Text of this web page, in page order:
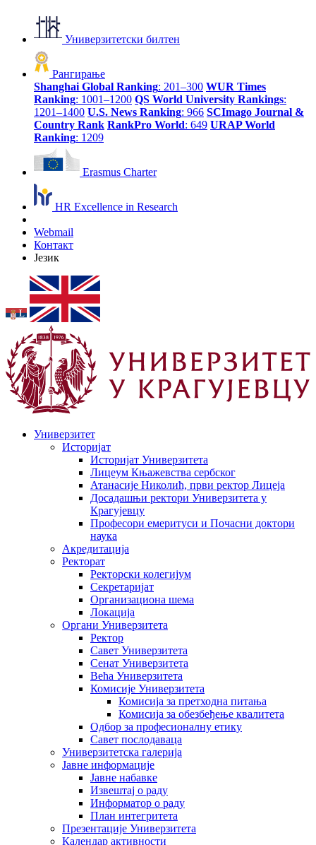
Универзитетски билтен
Рангирање
Shanghai Global Ranking: 201–300 WUR Times
Ranking: 1001–1200 QS World University Rankings:
1201–1400 U.S. News Ranking: 966 SCImago Journal &
Country Rank RankPro World: 649 URAP World
Ranking: 1209
Erasmus Charter
HR Excellence in Research
Webmail
Контакт
Језик
Универзитет
Историјат
Историјат Универзитета
Лицеум Књажевства сербског
Атанасије Николић, први ректор Лицеја
Досадашњи ректори Универзитета у
Крагујевцу
Професори емеритуси и Почасни доктори
наука
Акредитација
Ректорат
Ректорски колегијум
Секретаријат
Организациона шема
Локација
Органи Универзитета
Ректор
Савет Универзитета
Сенат Универзитета
Већа Универзитета
Комисије Универзитета
Комисија за претходна питања
Комисија за обезбеђење квалитета
Одбор за професионалну етику
Савет послодаваца
Универзитетска галерија
Јавне информације
Јавне набавке
Извештај о раду
Информатор о раду
План интегритета
Презентације Универзитета
Календар активности